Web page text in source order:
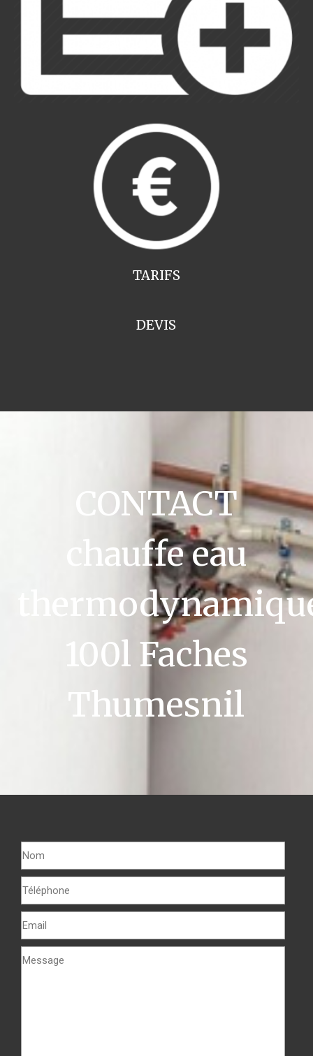
TARIFS
DEVIS
CONTACT
chauffe eau
100l Faches
Thumesnil